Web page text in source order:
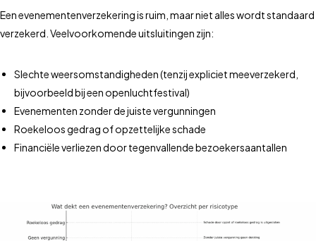
Een evenementenverzekering is ruim, maar niet alles wordt standaard
verzekerd. Veelvoorkomende uitsluitingen zijn:
Slechte weersomstandigheden (tenzij expliciet meeverzekerd,
bijvoorbeeld bij een openluchtfestival)
Evenementen zonder de juiste vergunningen
Roekeloos gedrag of opzettelijke schade
Financiële verliezen door tegenvallende bezoekersaantallen